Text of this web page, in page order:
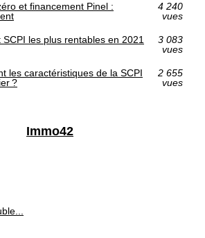
et financement Pinel :
4 240
vues
les plus rentables en 2021
3 083
vues
les caractéristiques de la SCPI
?
2 655
vues
Immo42